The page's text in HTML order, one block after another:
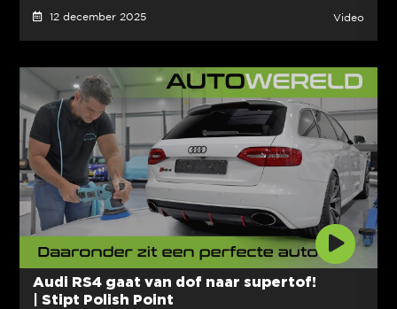
12 december 2025 Video
Audi RS4 gaat van dof naar supertof!
| Stipt Polish Point